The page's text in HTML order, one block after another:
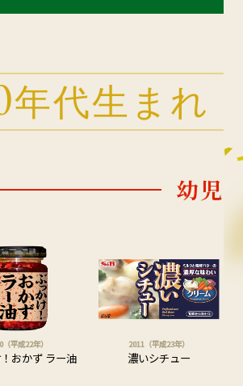
年代生まれ
幼児
（平成22年）
おかず ラー油
2011（平成23年）
濃いシチュー